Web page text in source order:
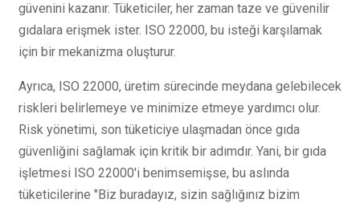
güvenini kazanır. Tüketiciler, her zaman taze ve güvenilir
gıdalara erişmek ister. ISO 22000, bu isteği karşılamak
için bir mekanizma oluşturur.
Ayrıca, ISO 22000, üretim sürecinde meydana gelebilecek
riskleri belirlemeye ve minimize etmeye yardımcı olur.
Risk yönetimi, son tüketiciye ulaşmadan önce gıda
güvenliğini sağlamak için kritik bir adımdır. Yani, bir gıda
işletmesi ISO 22000'i benimsemişse, bu aslında
tüketicilerine "Biz buradayız, sizin sağlığınız bizim